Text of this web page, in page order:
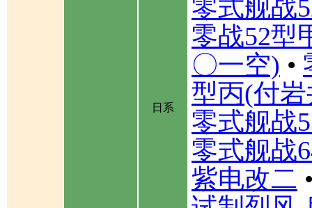
日系
零式舰战
零战52型
〇一空) •
型丙(付
零式舰战
零式舰战
紫电改二